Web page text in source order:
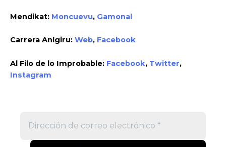
Mendikat: Moncuevu, Gamonal
Carrera Anlgiru: Web, Facebook
Al Filo de lo Improbable: Facebook, Twitter,
Instagram